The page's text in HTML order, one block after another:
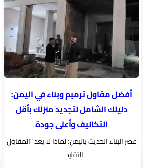
أفضل مقاول ترميم وبناء في اليمن:
دليلك الشامل لتجديد منزلك بأقل
التكاليف وأعلى جودة
عصر البناء الحديث باليمن: لماذا لا يعد "المقاول
التقليد...